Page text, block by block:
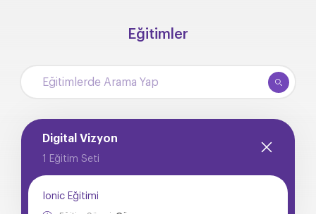
Eğitimler
Digital Vizyon
1 Eğitim Seti
Ionic Eğitimi